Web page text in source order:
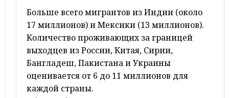
Больше всего мигрантов из Индии (около
17 миллионов) и Мексики (13 миллионов).
Количество проживающих за границей
выходцев из России, Китая, Сирии,
Бангладеш, Пакистана и Украины
оценивается от 6 до 11 миллионов для
каждой страны.